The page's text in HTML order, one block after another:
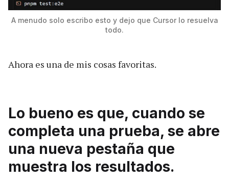
A menudo solo escribo esto y dejo que Cursor lo resuelva
todo.
Ahora es una de mis cosas favoritas.
Lo bueno es que, cuando se
completa una prueba, se abre
una nueva pestaña que
muestra los resultados.